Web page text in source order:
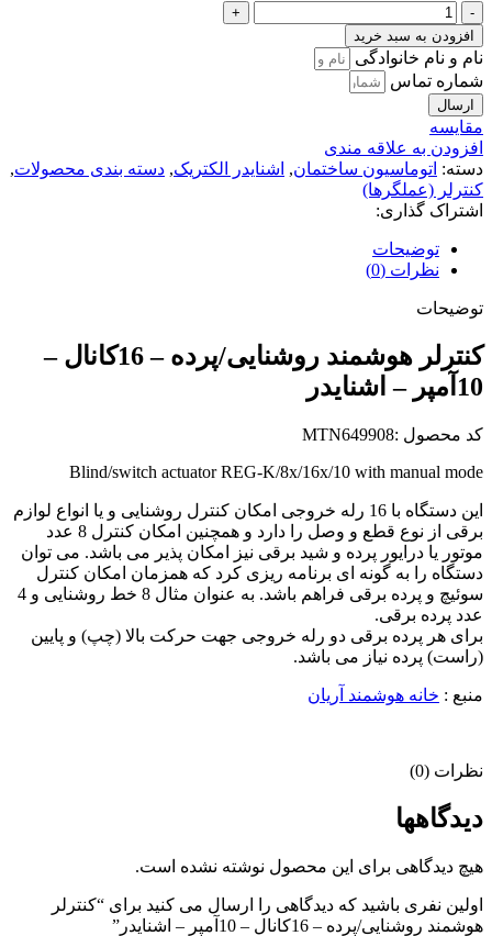
کنترلر
هوشمند
روشنایی/
پرده
-
16کانال
-
10آمپر
-
اشنایدر
عدد
افزودن به سبد خرید
نام و نام خانوادگی
شماره تماس
ارسال
مقايسه
افزودن به علاقه مندی
دسته: اتوماسیون ساختمان, اشنایدر الکتریک, دسته بندی محصولات,
کنترلر (عملگرها)
اشتراک گذاری:
توضیحات
نظرات (0)
توضیحات
کنترلر هوشمند روشنایی/پرده – 16کانال –
10آمپر – اشنایدر
کد محصول :MTN649908
Blind/switch actuator REG-K/8x/16x/10 with manual mode
این دستگاه با 16 رله خروجی امکان کنترل روشنایی و یا انواع لوازم
برقی از نوع قطع و وصل را دارد و همچنین امکان کنترل 8 عدد
موتور یا درایور پرده و شید برقی نیز امکان پذیر می باشد. می توان
دستگاه را به گونه ای برنامه ریزی کرد که همزمان امکان کنترل
سوئیچ و پرده برقی فراهم باشد. به عنوان مثال 8 خط روشنایی و 4
عدد پرده برقی.
برای هر پرده برقی دو رله خروجی جهت حرکت بالا (چپ) و پایین
(راست) پرده نیاز می باشد.
منبع : خانه هوشمند آریان
نظرات (0)
دیدگاهها
هیچ دیدگاهی برای این محصول نوشته نشده است.
اولین نفری باشید که دیدگاهی را ارسال می کنید برای “کنترلر
هوشمند روشنایی/پرده – 16کانال – 10آمپر – اشنایدر”